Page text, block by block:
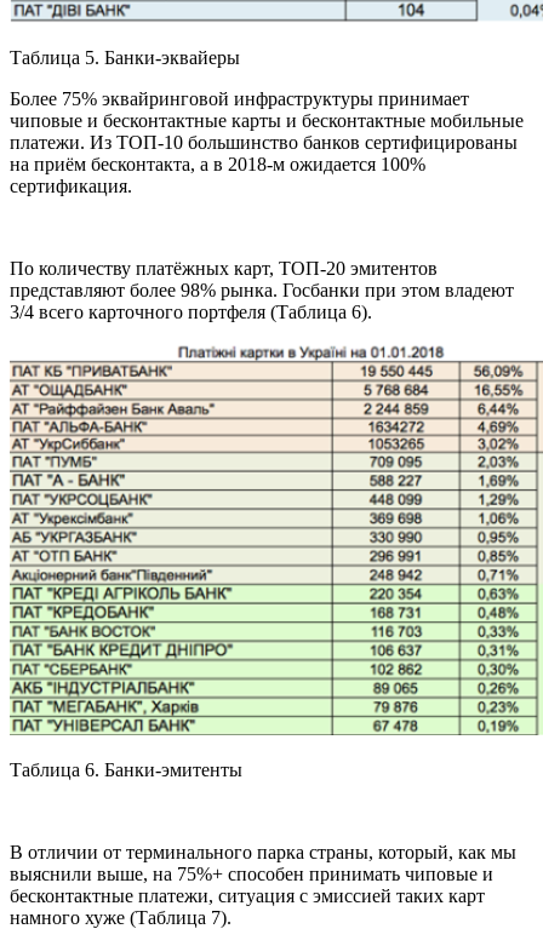
Таблица 5. Банки-эквайеры
Более 75% эквайринговой инфраструктуры принимает
чиповые и бесконтактные карты и бесконтактные мобильные
платежи. Из ТОП-10 большинство банков сертифицированы
на приём бесконтакта, а в 2018-м ожидается 100%
сертификация.
По количеству платёжных карт, ТОП-20 эмитентов
представляют более 98% рынка. Госбанки при этом владеют
3/4 всего карточного портфеля (Таблица 6).
Таблица 6. Банки-эмитенты
В отличии от терминального парка страны, который, как мы
выяснили выше, на 75%+ способен принимать чиповые и
бесконтактные платежи, ситуация с эмиссией таких карт
намного хуже (Таблица 7).